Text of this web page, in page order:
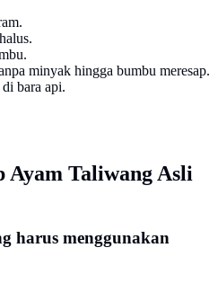
minyak hingga bumbu meresap.
bara api.
Ayam Taliwang Asli
harus menggunakan